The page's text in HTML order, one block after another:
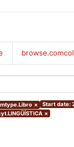
× Start date:
×